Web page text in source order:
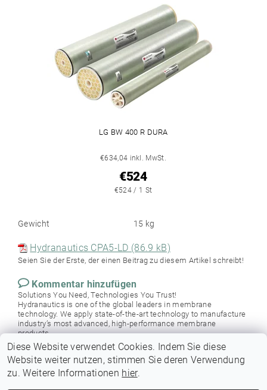
LG BW 400 R DURA
€634,04 inkl. MwSt.
€524
€524 / 1 St
Gewicht 15 kg
Hydranautics CPA5-LD (86.9 kB)
Seien Sie der Erste, der einen Beitrag zu diesem Artikel schreibt!
Kommentar hinzufügen
Solutions You Need, Technologies You Trust!
Hydranautics is one of the global leaders in membrane
technology. We apply state-of-the-art technology to manufacture
industry’s most advanced, high-performance membrane
products.
Diese Website verwendet Cookies. Indem Sie diese
Website weiter nutzen, stimmen Sie deren Verwendung
zu. Weitere Informationen hier.